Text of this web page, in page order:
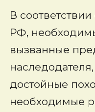
В соответствии
РФ,
вызванные
достойные
необходимые